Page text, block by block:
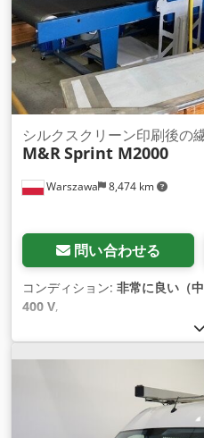
Warszawa 8,474 km
シルクスクリーン印刷後の
M&RSprint M2000
問い合わせる
コンディション: 非常に良い（中
400 V,